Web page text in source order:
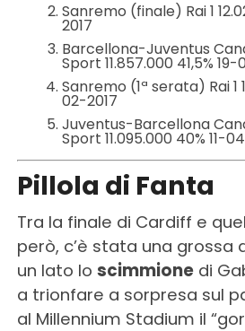
Sanremo (finale) Rai 1
2017
Barcellona-Juventus
Sport 11.857.000 41,5%
Sanremo (1ª serata) Rai 1
02-2017
Juventus-Barcellona
Sport 11.095.000 40% 11-
Pillola di Fanta
Tra la finale di Cardiff e
però, c’è stata una grossa
un lato lo scimmionedi
a trionfare a sorpresa sul
al Millennium Stadium il